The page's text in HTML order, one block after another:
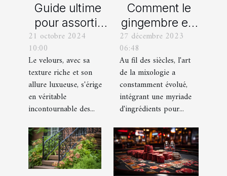
Guide ultime
pour assortir
vos
chaussures
avec des
pantalons en
velours
21 octobre 2024
10:00
Le velours, avec sa
texture riche et son
allure luxueuse, s'érige
en véritable
incontournable des...
Comment le
gingembre est
devenu un
ingrédient clé
dans la
mixologie
moderne
27 décembre 2023
06:48
Au fil des siècles, l'art
de la mixologie a
constamment évolué,
intégrant une myriade
d'ingrédients pour...